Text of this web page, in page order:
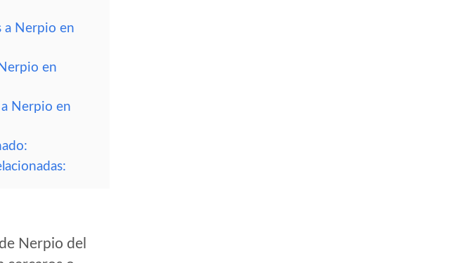
a Nerpio en
en
Nerpio en
Nerpio del